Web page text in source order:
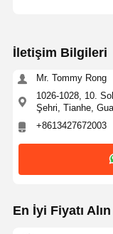
İletişim Bilgileri
Mr. Tommy Rong
1026-1028, 10.
Şehri, Tianhe,
+8613427672003
En İyi Fiyatı Alın